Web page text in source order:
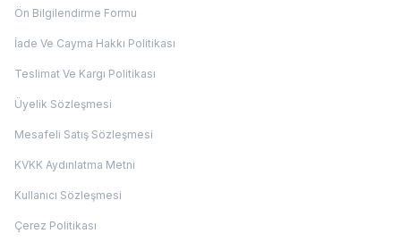
Ön Bilgilendirme Formu
İade Ve Cayma Hakkı Politikası
Teslimat Ve Kargı Politikası
Üyelik Sözleşmesi
Mesafeli Satış Sözleşmesi
KVKK Aydınlatma Metni
Kullanıcı Sözleşmesi
Çerez Politikası